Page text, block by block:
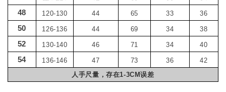
48 120-130 44 65 33 36
50 126-136 44 69 34 38
52 130-140 46 71 34 40
54 136-146 47 73 36
42
人手尺量，存在1-3CM误差